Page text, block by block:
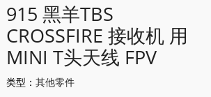
915 黑羊TBS
CROSSFIRE 接收机 用
MINI T头天线 FPV
类型：其他零件